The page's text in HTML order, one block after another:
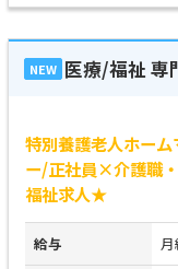
NEW 医療/福祉 専
特別養護老人ホー
ー/正社員×介護職
福祉求人★
給与